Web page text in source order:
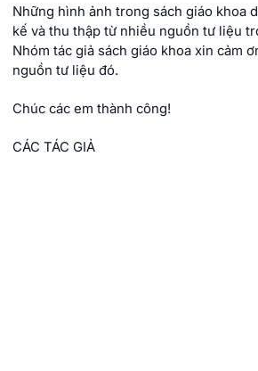
Những hình ảnh trong sách giáo khoa
kế và thu thập từ nhiều nguồn tư liệu
Nhóm tác giả sách giáo khoa xin cảm
nguồn tư liệu đó.
Chúc các em thành công!
CÁC TÁC GIẢ